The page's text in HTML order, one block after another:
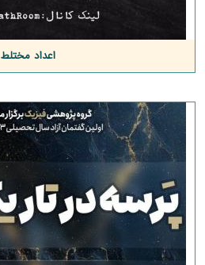
اعداد مختلط